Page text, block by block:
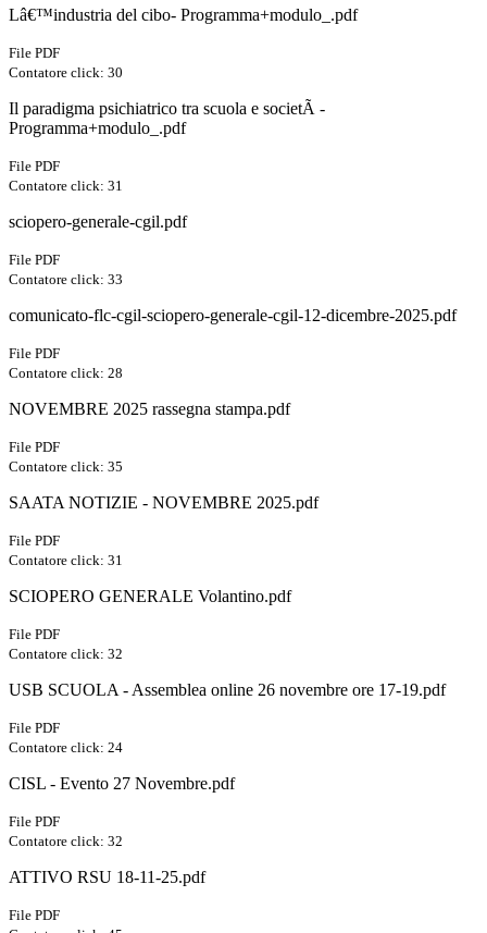
Lâ€™industria del cibo- Programma+modulo_.pdf
File PDF
Contatore click: 30
Il paradigma psichiatrico tra scuola e societÃ -
Programma+modulo_.pdf
File PDF
Contatore click: 31
sciopero-generale-cgil.pdf
File PDF
Contatore click: 33
comunicato-flc-cgil-sciopero-generale-cgil-12-dicembre-2025.pdf
File PDF
Contatore click: 28
NOVEMBRE 2025 rassegna stampa.pdf
File PDF
Contatore click: 35
SAATA NOTIZIE - NOVEMBRE 2025.pdf
File PDF
Contatore click: 31
SCIOPERO GENERALE Volantino.pdf
File PDF
Contatore click: 32
USB SCUOLA - Assemblea online 26 novembre ore 17-19.pdf
File PDF
Contatore click: 24
CISL - Evento 27 Novembre.pdf
File PDF
Contatore click: 32
ATTIVO RSU 18-11-25.pdf
File PDF